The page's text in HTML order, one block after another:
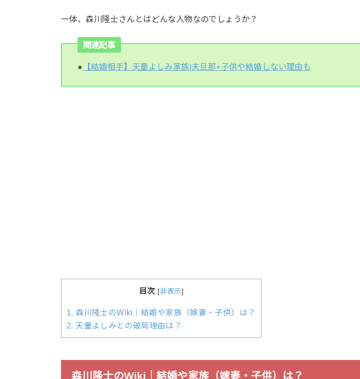
一体、森川隆士さんとはどんな人物なのでしょうか？
関連記事
● 【結婚相手】天童よしみ家族|夫旦那+子供や結婚しない理由も
目次 [非表示]
1. 森川隆士のWiki｜結婚や家族（嫁妻・子供）は？
2. 天童よしみとの破局理由は？
森川隆士のWiki｜結婚や家族（嫁妻・子供）は？